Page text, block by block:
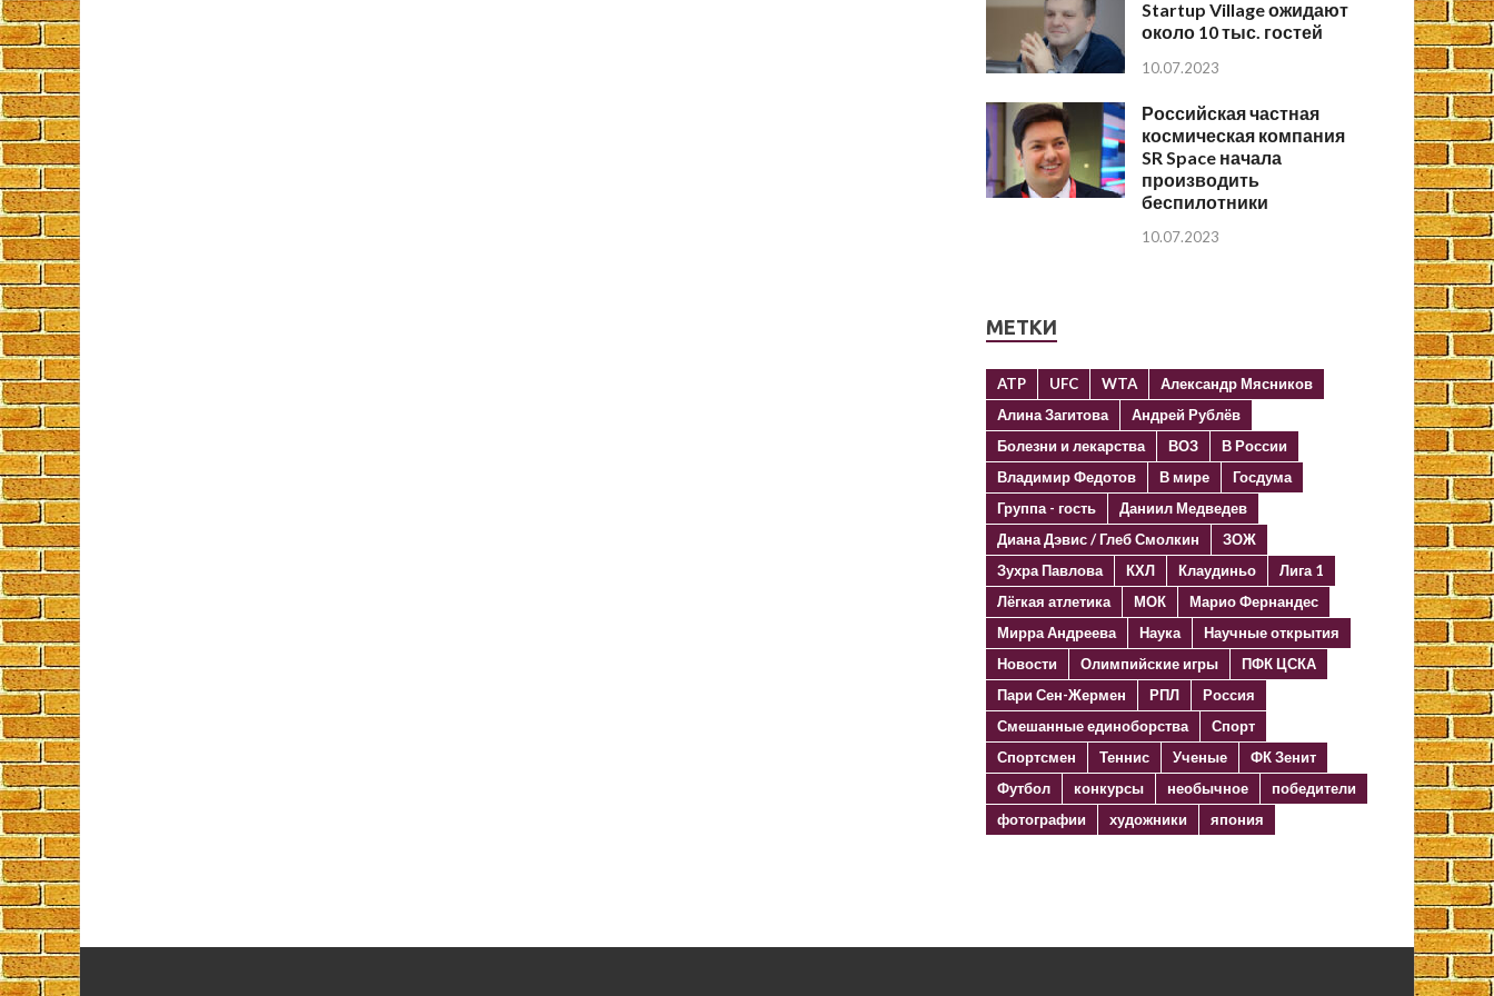
Startup Village ожидают
около 10 тыс. гостей
10.07.2023
Российская частная
космическая компания
SR Space начала
производить
беспилотники
10.07.2023
МЕТКИ
ATP UFC WTA
Александр Мясников
Алина Загитова
Андрей Рублёв
Болезни и лекарства
ВОЗ
В России
Владимир Федотов
В мире
Госдума
Группа - гость
Даниил Медведев
Диана Дэвис / Глеб Смолкин
ЗОЖ
Зухра Павлова
КХЛ Клаудиньо
Лига 1
Лёгкая атлетика
МОК
Марио Фернандес
Мирра Андреева
Наука
Научные открытия
Новости
Олимпийские игры
ПФК ЦСКА
Пари Сен-Жермен
РПЛ
Россия
Смешанные единоборства
Спорт
Спортсмен
Теннис Ученые
ФК Зенит
Футбол
конкурсы необычное
победители
фотографии
художники япония